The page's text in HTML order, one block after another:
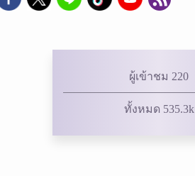
ผู้เข้าชม 220
ทั้งหมด 535.3k